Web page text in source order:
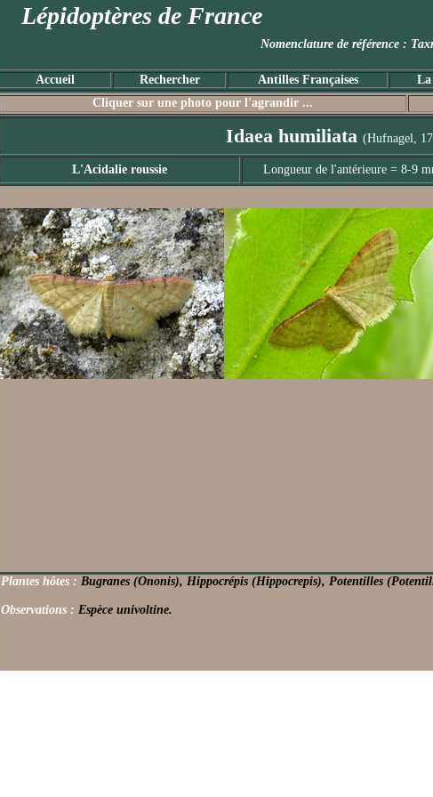
Lépidoptères de France
Nomenclature de référence
Accueil Rechercher Antilles Françaises La
Cliquer sur une photo pour l'agrandir ...
Idaea humiliata (Hufnagel,
L'Acidalie roussie Longueur de l'antérieure = 8-9
Plantes hôtes : Bugranes (Ononis), Hippocrépis (Hippocrepis), Potentilles
Observations : Espèce univoltine.